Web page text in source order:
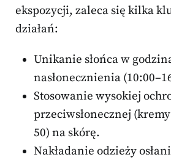
ekspozycji, zaleca się kilka
działań:
Unikanie słońca w
nasłonecznienia
Stosowanie wysokiej
przeciwsłonecznej
50) na skórę.
Nakładanie odzieży